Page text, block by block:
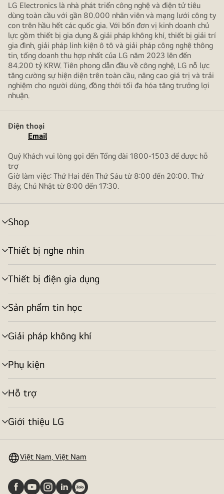
LG Electronics là nhà phát triển công nghệ và điện tử tiêu
dùng toàn cầu với gần 80.000 nhân viên và mạng lưới công ty
con trên hầu hết các quốc gia. Với bốn đơn vị kinh doanh chủ
lực gồm thiết bị gia dụng & giải pháp không khí, thiết bị giải trí
gia đình, giải pháp linh kiện ô tô và giải pháp công nghệ thông
tin, tổng doanh thu hợp nhất của LG năm 2023 lên đến
84.200 tỷ KRW. Tiên phong dẫn đầu về công nghệ, LG nỗ lực
tăng cường sự hiện diện trên toàn cầu, nâng cao giá trị và trải
nghiệm cho người dùng, đồng thời tối đa hóa tăng trưởng lợi
nhuận.
Điện thoại
Email
Quý Khách vui lòng gọi đến Tổng đài 1800-1503 để được hỗ
trợ
Giờ làm việc: Thứ Hai đến Thứ Sáu từ 8:00 đến 20:00. Thứ
Bảy, Chủ Nhật từ 8:00 đến 17:30.
Shop
bật/tắt
menu
Thiết bị nghe nhìn
bật/tắt
menu
Thiết bị điện gia dụng
bật/tắt
menu
Sản phẩm tin học
bật/tắt
menu
Giải pháp không khí
bật/tắt
menu
Phụ kiện
bật/tắt
menu
Hỗ trợ
bật/tắt
menu
Giới thiệu LG
bật/tắt
Việt Nam, Việt Nam